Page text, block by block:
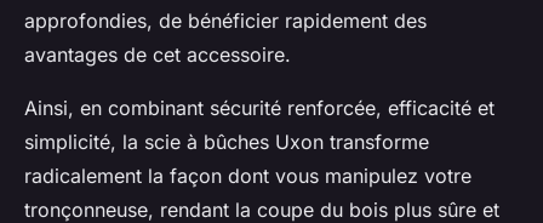
approfondies, de bénéficier rapidement des
avantages de cet accessoire.
Ainsi, en combinant sécurité renforcée, efficacité et
simplicité, la scie à bûches Uxon transforme
radicalement la façon dont vous manipulez votre
tronçonneuse, rendant la coupe du bois plus sûre et